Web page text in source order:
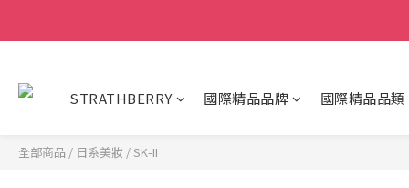
STRATHBERRY 國際精品品牌 國際精品品類
全部商品 / 日系美妝 /SK-II